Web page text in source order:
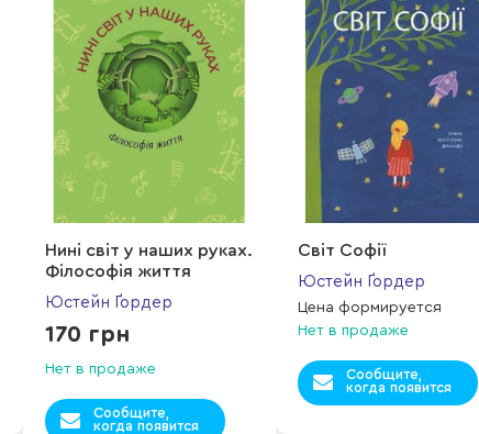
Нині світ у наших руках.
Філософія життя
Юстейн Ґордер
170 грн
Нет в продаже
Сообщите,
когда появится
Світ Софії
Юстейн Ґордер
Цена формируется
Нет в продаже
Сообщите,
когда появится